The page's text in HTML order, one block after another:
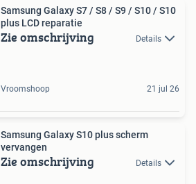
Samsung Galaxy S7 / S8 / S9 / S10 / S10
plus LCD reparatie
Zie omschrijving Details
Vroomshoop 21 jul 26
Samsung Galaxy S10 plus scherm
vervangen
Zie omschrijving Details